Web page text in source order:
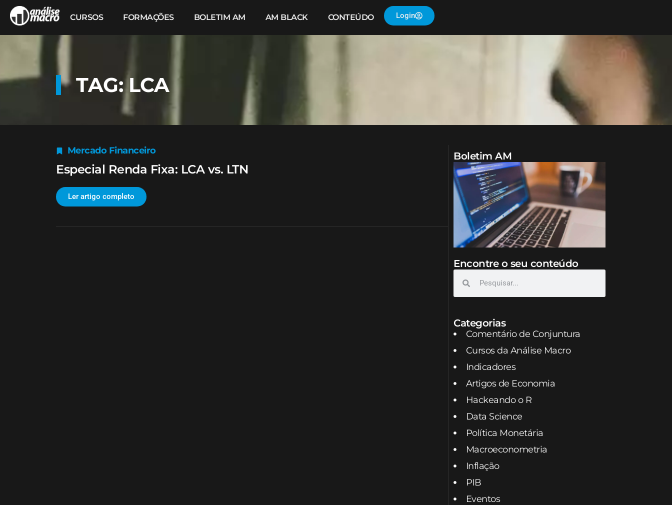
CURSOS FORMAÇÕES BOLETIM AM AM BLACK CONTEÚDO Login
TAG: LCA
Mercado Financeiro
Especial Renda Fixa: LCA vs. LTN
Ler artigo completo
Boletim AM
Encontre o seu conteúdo
Categorias
Comentário de Conjuntura
Cursos da Análise Macro
Indicadores
Artigos de Economia
Hackeando o R
Data Science
Política Monetária
Macroeconometria
Inflação
PIB
Eventos